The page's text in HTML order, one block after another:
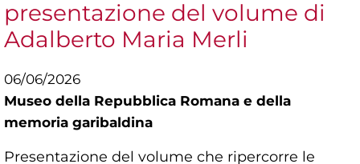
presentazione del volume di
Adalberto Maria Merli
06/06/2026
Museo della Repubblica Romana e della
memoria garibaldina
Presentazione del volume che ripercorre le